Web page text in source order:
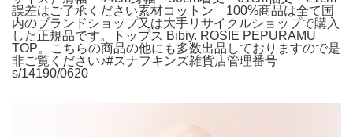
誤差はご了承ください素材コットン 100%商品は全て国
内のブランドショップ又は大手リサイクルショップで購入
した正規品です。トップス Bibiy. ROSIE PEPURAMU
TOP。こちらの商品の他にも多数出品しておりますので是
非ご覧ください♪#スナフキンズ雑貨店管理番号
s/14190/0620